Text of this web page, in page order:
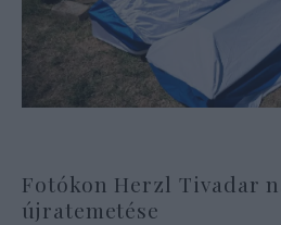
Fotókon Herzl Tivadar
újratemetése